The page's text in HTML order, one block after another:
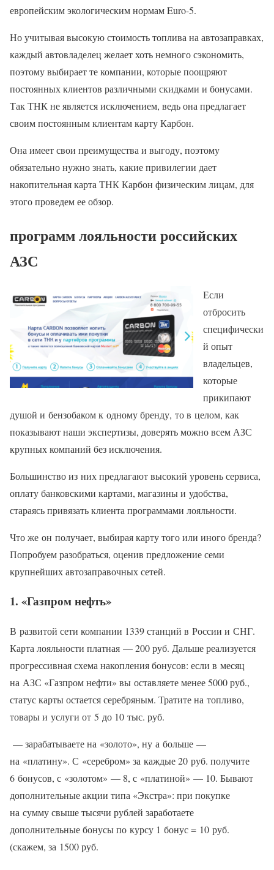
европейским экологическим нормам Euro-5.
Но учитывая высокую стоимость топлива на автозаправках,
каждый автовладелец желает хоть немного сэкономить,
поэтому выбирает те компании, которые поощряют
постоянных клиентов различными скидками и бонусами.
Так ТНК не является исключением, ведь она предлагает
своим постоянным клиентам карту Карбон.
Она имеет свои преимущества и выгоду, поэтому
обязательно нужно знать, какие привилегии дает
накопительная карта ТНК Карбон физическим лицам, для
этого проведем ее обзор.
программ лояльности российских
АЗС
Если
отбросить
специфически
й опыт
владельцев,
которые
прикипают
душой и бензобаком к одному бренду, то в целом, как
показывают наши экспертизы, доверять можно всем АЗС
крупных компаний без исключения.
Большинство из них предлагают высокий уровень сервиса,
оплату банковскими картами, магазины и удобства,
стараясь привязать клиента программами лояльности.
Что же он получает, выбирая карту того или иного бренда?
Попробуем разобраться, оценив предложение семи
крупнейших автозаправочных сетей.
1. «Газпром нефть»
В развитой сети компании 1339 станций в России и СНГ.
Карта лояльности платная — 200 руб. Дальше реализуется
прогрессивная схема накопления бонусов: если в месяц
на АЗС «Газпром нефти» вы оставляете менее 5000 руб.,
статус карты остается серебряным. Тратите на топливо,
товары и услуги от 5 до 10 тыс. руб.
— зарабатываете на «золото», ну а больше —
на «платину». С «серебром» за каждые 20 руб. получите
6 бонусов, с «золотом» — 8, с «платиной» — 10. Бывают
дополнительные акции типа «Экстра»: при покупке
на сумму свыше тысячи рублей заработаете
дополнительные бонусы по курсу 1 бонус = 10 руб.
(скажем, за 1500 руб.